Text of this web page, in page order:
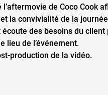
l’aftermovie de Coco
la convivialité de la
écoute des besoins du
lieu de l’événement.
production de la vidéo.